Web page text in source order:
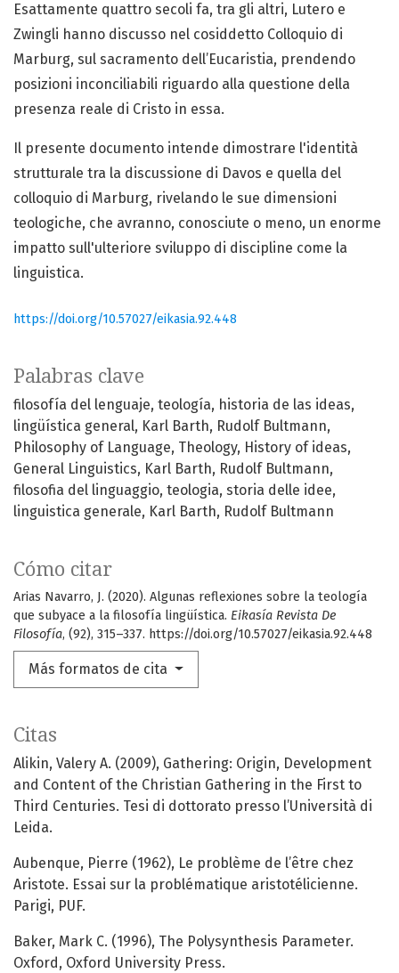
Palabras clave
filosofía del lenguaje teología
historia de las ideas
lingüística general Karl Barth
Rudolf Bultmann
Philosophy of Language Theology History of ideas
General Linguistics
Karl Barth
Rudolf Bultmann
filosofia del linguaggio teologia storia delle idee
linguistica generale
Karl Barth Rudolf Bultmann
Cómo citar
Arias Navarro, J. (2020). Algunas reflexiones sobre la teología
que subyace a la filosofía lingüística. Eikasía Revista De
Filosofía, (92), 315–337. https://doi.org/10.57027/eikasia.92.448
Más formatos de cita
Esattamente quattro secoli fa, tra gli altri, Lutero e
Zwingli hanno discusso nel cosiddetto Colloquio di
Marburg, sul sacramento dell’Eucaristia, prendendo
posizioni inconciliabili riguardo alla questione della
presenza reale di Cristo in essa.
Il presente documento intende dimostrare l'identità
strutturale tra la discussione di Davos e quella del
colloquio di Marburg, rivelando le sue dimensioni
teologiche, che avranno, conosciute o meno, un enorme
impatto sull'ulteriore sviluppo di discipline come la
linguistica.
https://doi.org/10.57027/eikasia.92.448
Citas
Alikin, Valery A. (2009), Gathering: Origin, Development
and Content of the Christian Gathering in the First to
Third Centuries. Tesi di dottorato presso l’Università di
Leida.
Aubenque, Pierre (1962), Le problème de l’être chez
Aristote. Essai sur la problématique aristotélicienne.
Parigi, PUF.
Baker, Mark C. (1996), The Polysynthesis Parameter.
Oxford, Oxford University Press.